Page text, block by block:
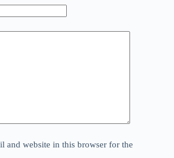
and website in this browser for the